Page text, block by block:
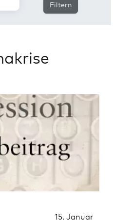
Filtern
15. Januar